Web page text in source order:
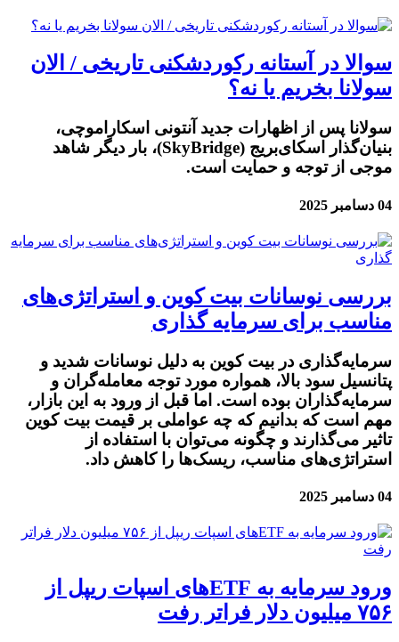
سوالا در آستانه رکوردشکنی تاریخی / الان
سولانا بخریم یا نه؟
سولانا پس از اظهارات جدید آنتونی اسکاراموچی،
بنیان‌گذار اسکای‌بریج (SkyBridge)، بار دیگر شاهد
موجی از توجه و حمایت است.
04 دسامبر 2025
بررسی نوسانات بیت کوین و استراتژی‌های
مناسب برای سرمایه گذاری
سرمایه‌گذاری در بیت کوین به دلیل نوسانات شدید و
پتانسیل سود بالا، همواره مورد توجه معامله‌گران و
سرمایه‌گذاران بوده است. اما قبل از ورود به این بازار،
مهم است که بدانیم که چه عواملی بر قیمت بیت کوین
تاثیر می‌گذارند و چگونه می‌توان با استفاده از
استراتژی‌های مناسب، ریسک‌ها را کاهش داد.
04 دسامبر 2025
ورود سرمایه به ETF‌های اسپات ریپل از
۷۵۶ میلیون دلار فراتر رفت